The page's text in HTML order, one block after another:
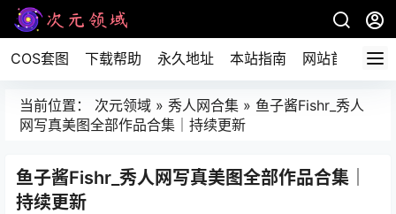
COS套图 下载帮助 永久地址 本站指南 网站首页
当前位置： 次元领域 » 秀人网合集 » 鱼子酱Fishr_秀人
网写真美图全部作品合集｜持续更新
鱼子酱Fishr_秀人网写真美图全部作品合集｜
持续更新